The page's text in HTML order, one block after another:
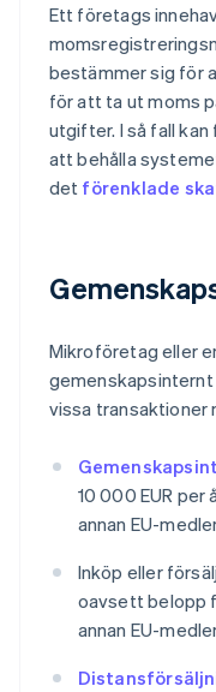
Ett företags
bestämmer sig för
för att ta ut moms
utgifter. I så fall
att behålla
det förenklade
Mikroföretag eller
vissa transaktioner
10 000 EUR
annan EU-
Inköp eller
oavsett belopp
annan EU-